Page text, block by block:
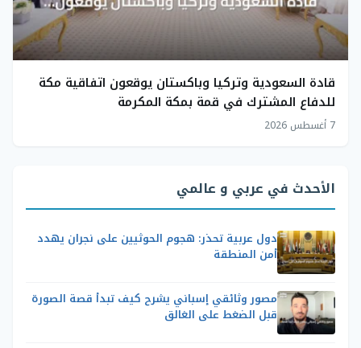
قادة السعودية وتركيا وباكستان يوقعون اتفاقية مكة
للدفاع المشترك في قمة بمكة المكرمة
7 أغسطس 2026
الأحدث في عربي و عالمي
دول عربية تحذر: هجوم الحوثيين على نجران يهدد
أمن المنطقة
مصور وثائقي إسباني يشرح كيف تبدأ قصة الصورة
قبل الضغط على الغالق